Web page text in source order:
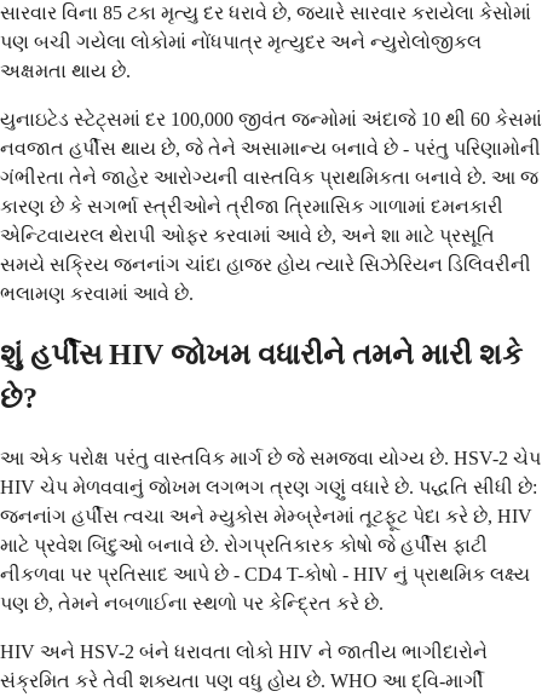
સારવાર વિના 85 ટકા મૃત્યુ દર ધરાવે છે, જ્યારે સારવાર કરાયેલા કેસોમાં
પણ બચી ગયેલા લોકોમાં નોંધપાત્ર મૃત્યુદર અને ન્યુરોલોજીકલ
અક્ષમતા થાય છે.
યુનાઇટેડ સ્ટેટ્સમાં દર 100,000 જીવંત જન્મોમાં અંદાજે 10 થી 60 કેસમાં
નવજાત હર્પીસ થાય છે, જે તેને અસામાન્ય બનાવે છે - પરંતુ પરિણામોની
ગંભીરતા તેને જાહેર આરોગ્યની વાસ્તવિક પ્રાથમિકતા બનાવે છે. આ જ
કારણ છે કે સગર્ભા સ્ત્રીઓને ત્રીજા ત્રિમાસિક ગાળામાં દમનકારી
એન્ટિવાયરલ થેરાપી ઓફર કરવામાં આવે છે, અને શા માટે પ્રસૂતિ
સમયે સક્રિય જનનાંગ ચાંદા હાજર હોય ત્યારે સિઝેરિયન ડિલિવરીની
ભલામણ કરવામાં આવે છે.
શું હર્પીસ HIV જોખમ વધારીને તમને મારી શકે
છે?
આ એક પરોક્ષ પરંતુ વાસ્તવિક માર્ગ છે જે સમજવા યોગ્ય છે. HSV-2 ચેપ
HIV ચેપ મેળવવાનું જોખમ લગભગ ત્રણ ગણું વધારે છે. પદ્ધતિ સીધી છે:
જનનાંગ હર્પીસ ત્વચા અને મ્યુકોસ મેમ્બ્રેનમાં તૂટફૂટ પેદા કરે છે, HIV
માટે પ્રવેશ બિંદુઓ બનાવે છે. રોગપ્રતિકારક કોષો જે હર્પીસ ફાટી
નીકળવા પર પ્રતિસાદ આપે છે - CD4 T-કોષો - HIV નું પ્રાથમિક લક્ષ્ય
પણ છે, તેમને નબળાઈના સ્થળો પર કેન્દ્રિત કરે છે.
HIV અને HSV-2 બંને ધરાવતા લોકો HIV ને જાતીય ભાગીદારોને
સંક્રમિત કરે તેવી શક્યતા પણ વધુ હોય છે. WHO આ દ્વિ-માર્ગી